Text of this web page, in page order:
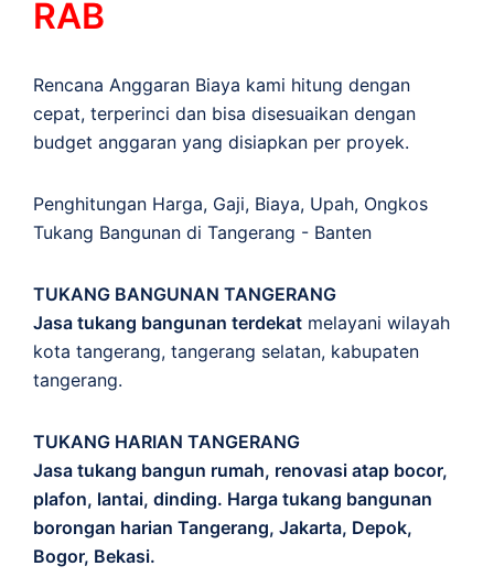
RAB
Rencana Anggaran Biaya kami hitung dengan
cepat, terperinci dan bisa disesuaikan dengan
budget anggaran yang disiapkan per proyek.
Penghitungan Harga, Gaji, Biaya, Upah, Ongkos
Tukang Bangunan di Tangerang - Banten
TUKANG BANGUNAN TANGERANG
Jasa tukang bangunan terdekat melayani wilayah
kota tangerang, tangerang selatan, kabupaten
tangerang.
TUKANG HARIAN TANGERANG
Jasa tukang bangun rumah, renovasi atap bocor,
plafon, lantai, dinding. Harga tukang bangunan
borongan harian Tangerang, Jakarta, Depok,
Bogor, Bekasi.